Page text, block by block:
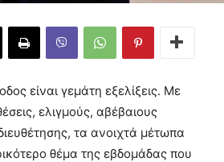
είναι γεμάτη εξελίξεις. Με
ελιγμούς, αβέβαιους
τα ανοιχτά μέτωπα
θέμα της εβδομάδας που